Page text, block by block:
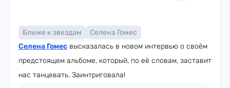
Ближе к звездам
Селена Гомес
Селена Гомес высказалась в новом интервью о своём
предстоящем альбоме, который, по её словам, заставит
нас танцевать. Заинтриговала!